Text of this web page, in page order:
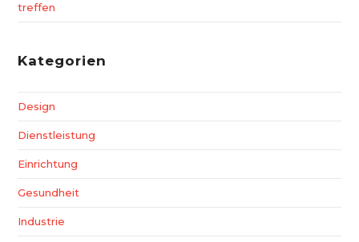
treffen
Kategorien
Design
Dienstleistung
Einrichtung
Gesundheit
Industrie